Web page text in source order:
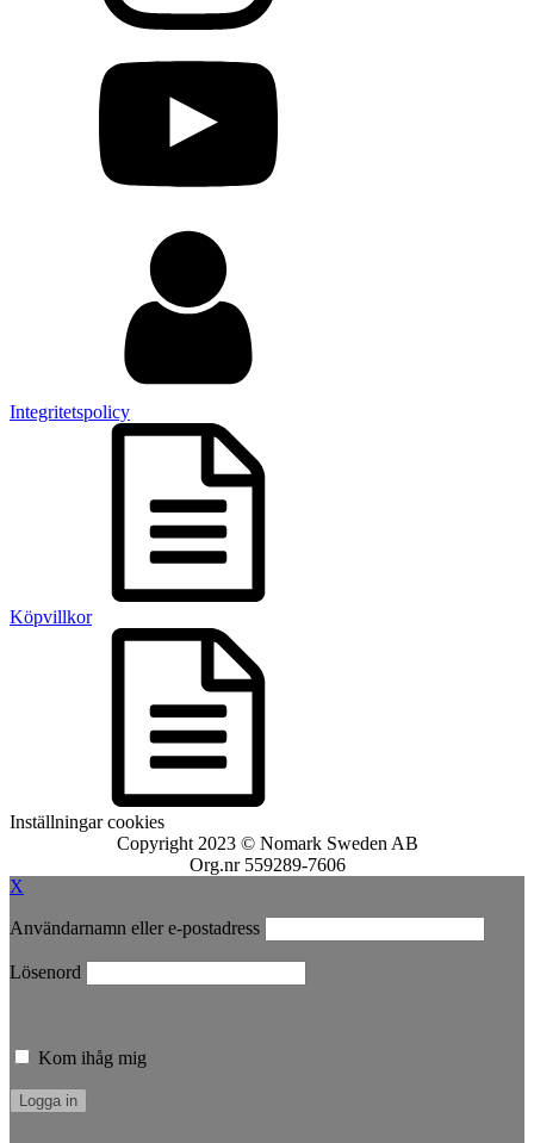
Integritetspolicy
Köpvillkor
Inställningar cookies
Copyright 2023 © Nomark Sweden AB
Org.nr 559289-7606
X
Användarnamn eller e-postadress
Lösenord
Kom ihåg mig